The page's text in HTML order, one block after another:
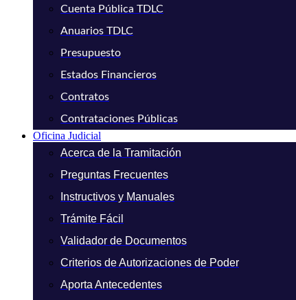
Cuenta Pública TDLC
Anuarios TDLC
Presupuesto
Estados Financieros
Contratos
Contrataciones Públicas
Oficina Judicial
Acerca de la Tramitación
Preguntas Frecuentes
Instructivos y Manuales
Trámite Fácil
Validador de Documentos
Criterios de Autorizaciones de Poder
Aporta Antecedentes